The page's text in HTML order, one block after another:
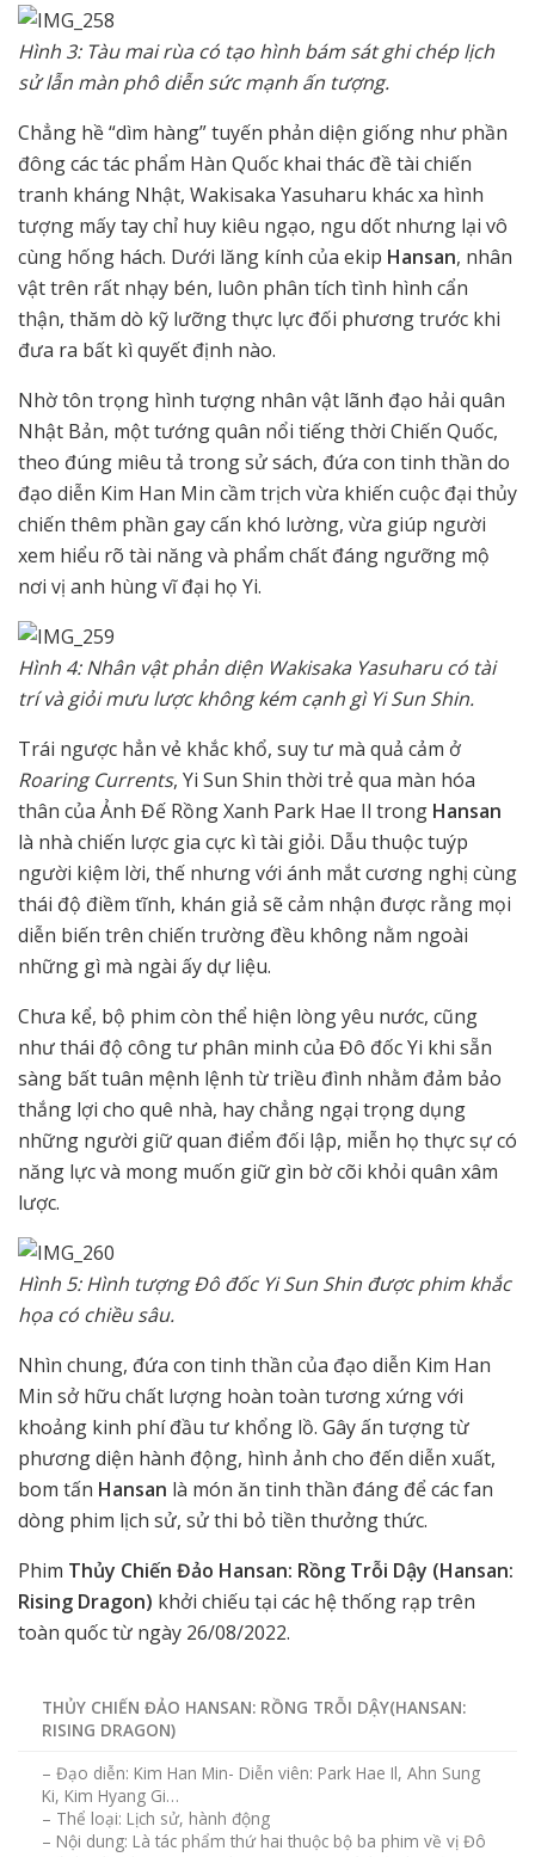
Hình 3: Tàu mai rùa có tạo hình bám sát ghi chép lịch
sử lẫn màn phô diễn sức mạnh ấn tượng.
Chẳng hề “dìm hàng” tuyến phản diện giống như phần
đông các tác phẩm Hàn Quốc khai thác đề tài chiến
tranh kháng Nhật, Wakisaka Yasuharu khác xa hình
tượng mấy tay chỉ huy kiêu ngạo, ngu dốt nhưng lại vô
cùng hống hách. Dưới lăng kính của ekip Hansan, nhân
vật trên rất nhạy bén, luôn phân tích tình hình cẩn
thận, thăm dò kỹ lưỡng thực lực đối phương trước khi
đưa ra bất kì quyết định nào.
Nhờ tôn trọng hình tượng nhân vật lãnh đạo hải quân
Nhật Bản, một tướng quân nổi tiếng thời Chiến Quốc,
theo đúng miêu tả trong sử sách, đứa con tinh thần do
đạo diễn Kim Han Min cầm trịch vừa khiến cuộc đại thủy
chiến thêm phần gay cấn khó lường, vừa giúp người
xem hiểu rõ tài năng và phẩm chất đáng ngưỡng mộ
nơi vị anh hùng vĩ đại họ Yi.
Hình 4: Nhân vật phản diện Wakisaka Yasuharu có tài
trí và giỏi mưu lược không kém cạnh gì Yi Sun Shin.
Trái ngược hẳn vẻ khắc khổ, suy tư mà quả cảm ở
Roaring Currents, Yi Sun Shin thời trẻ qua màn hóa
thân của Ảnh Đế Rồng Xanh Park Hae Il trong Hansan
là nhà chiến lược gia cực kì tài giỏi. Dẫu thuộc tuýp
người kiệm lời, thế nhưng với ánh mắt cương nghị cùng
thái độ điềm tĩnh, khán giả sẽ cảm nhận được rằng mọi
diễn biến trên chiến trường đều không nằm ngoài
những gì mà ngài ấy dự liệu.
Chưa kể, bộ phim còn thể hiện lòng yêu nước, cũng
như thái độ công tư phân minh của Đô đốc Yi khi sẵn
sàng bất tuân mệnh lệnh từ triều đình nhằm đảm bảo
thắng lợi cho quê nhà, hay chẳng ngại trọng dụng
những người giữ quan điểm đối lập, miễn họ thực sự có
năng lực và mong muốn giữ gìn bờ cõi khỏi quân xâm
lược.
Hình 5: Hình tượng Đô đốc Yi Sun Shin được phim khắc
họa có chiều sâu.
Nhìn chung, đứa con tinh thần của đạo diễn Kim Han
Min sở hữu chất lượng hoàn toàn tương xứng với
khoảng kinh phí đầu tư khổng lồ. Gây ấn tượng từ
phương diện hành động, hình ảnh cho đến diễn xuất,
bom tấn Hansan là món ăn tinh thần đáng để các fan
dòng phim lịch sử, sử thi bỏ tiền thưởng thức.
Phim Thủy Chiến Đảo Hansan: Rồng Trỗi Dậy (Hansan:
Rising Dragon) khởi chiếu tại các hệ thống rạp trên
toàn quốc từ ngày 26/08/2022.
THỦY CHIẾN ĐẢO HANSAN: RỒNG TRỖI DẬY(HANSAN:
RISING DRAGON)
– Đạo diễn: Kim Han Min- Diễn viên: Park Hae Il, Ahn Sung
Ki, Kim Hyang Gi…
– Thể loại: Lịch sử, hành động
– Nội dung: Là tác phẩm thứ hai thuộc bộ ba phim về vị Đô